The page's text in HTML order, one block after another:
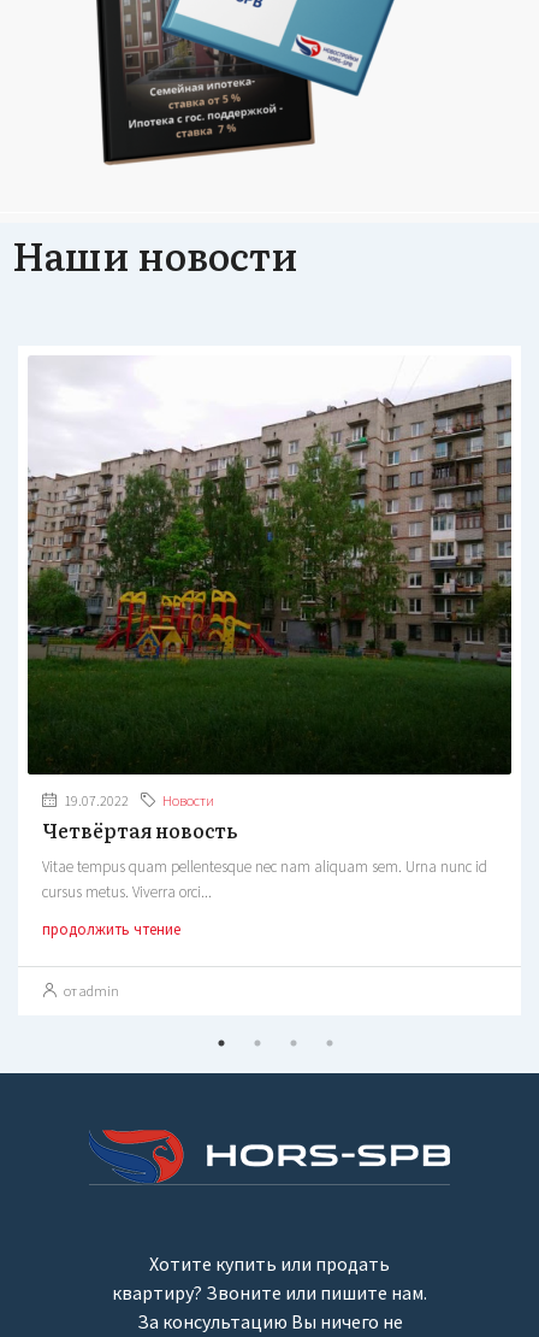
Наши новости
19.07.2022 Новости
Четвёртая новость
Vitae tempus quam pellentesque nec nam aliquam sem. Urna nunc id
Хотите купить или продать
квартиру? Звоните или пишите нам.